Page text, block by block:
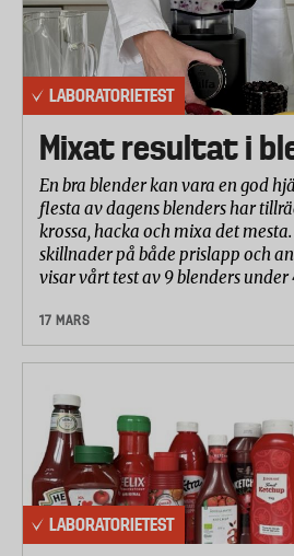
LABORATORIETEST
Mixat resultat i
En bra blender kan vara en god
flesta av dagens blenders har
krossa, hacka och mixa det
skillnader på både prislapp och
visar vårt test av 9 blenders under
17 MARS
LABORATORIETEST